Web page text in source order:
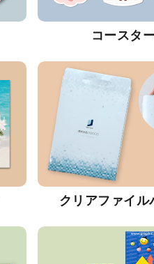
コースタ
クリアファイル